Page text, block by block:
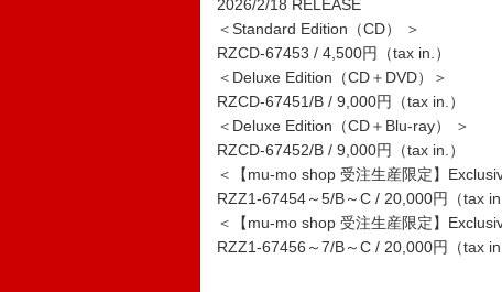
2026/2/18 RELEASE
＜Standard Edition（CD） ＞
RZCD-67453 / 4,500円（tax in.）
＜Deluxe Edition（CD＋DVD）＞
RZCD-67451/B / 9,000円（tax in.）
＜Deluxe Edition（CD＋Blu-ray） ＞
RZCD-67452/B / 9,000円（tax in.）
＜【mu-mo shop 受注生産限定】
RZZ1-67454～5/B～C / 20,000円（tax in.
＜【mu-mo shop 受注生産限定】
RZZ1-67456～7/B～C / 20,000円（tax in.